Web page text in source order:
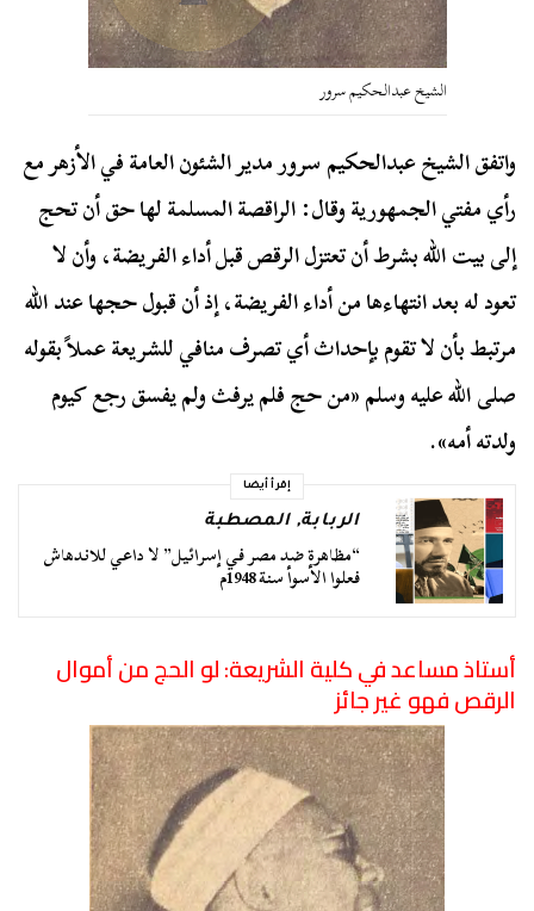
الشيخ عبدالحكيم سرور
واتفق الشيخ عبدالحكيم سرور مدير الشئون العامة في الأزهر مع
رأي مفتي الجمهورية وقال: الراقصة المسلمة لها حق أن تحج
إلى بيت الله بشرط أن تعتزل الرقص قبل أداء الفريضة، وأن لا
تعود له بعد انتهاءها من أداء الفريضة، إذ أن قبول حجها عند الله
مرتبط بأن لا تقوم بإحداث أي تصرف منافي للشريعة عملاً بقوله
صلى الله عليه وسلم «من حج فلم يرفث ولم يفسق رجع كيوم
ولدته أمه».
إقرأ أيضا
الربابة,المصطبة
“مظاهرة ضد مصر في إسرائيل” لا داعي للاندهاش
فعلوا الأسوأ سنة 1948م
أستاذ مساعد في كلية الشريعة: لو الحج من أموال
الرقص فهو غير جائز